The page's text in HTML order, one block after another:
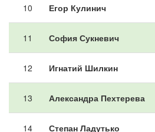
10 Егор Кулинич
11 София Сукневич
12 Игнатий Шилкин
13 Александра Пехтерева
14 Степан Ладутько